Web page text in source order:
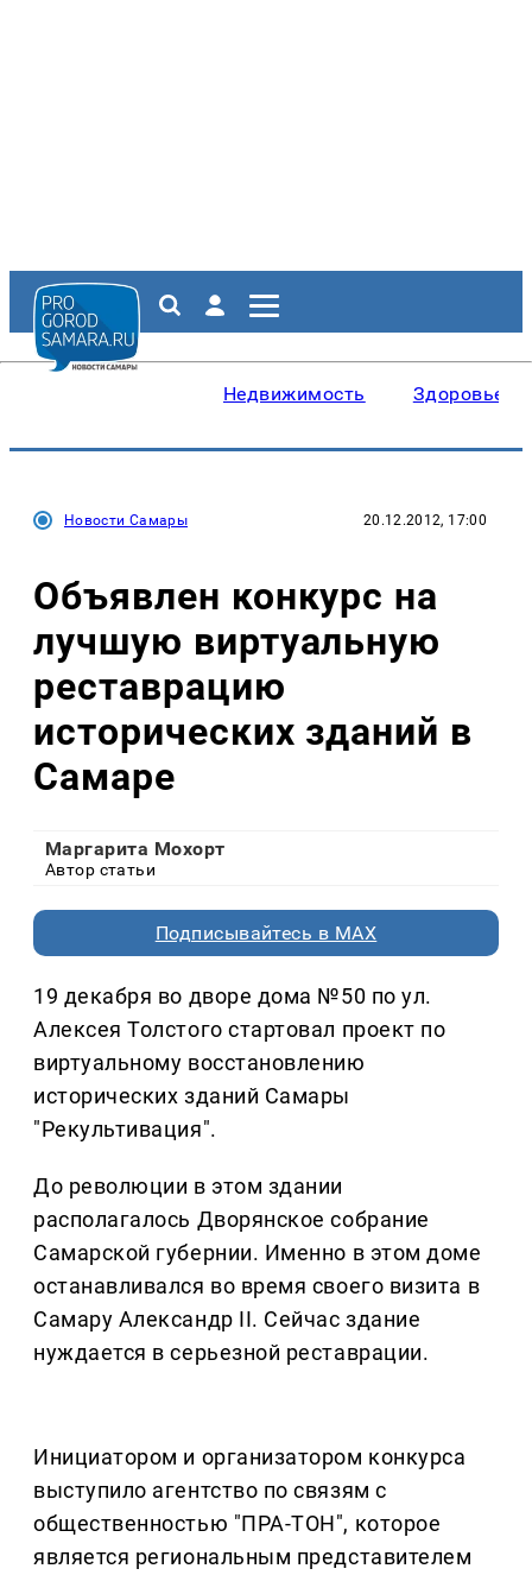
Недвижимость Здоровье
Новости Самары 20.12.2012, 17:00
Объявлен конкурс на
лучшую виртуальную
реставрацию
исторических зданий в
Самаре
Маргарита Мохорт
Автор статьи
Подписывайтесь в MAX
19 декабря во дворе дома №50 по ул.
Алексея Толстого стартовал проект по
виртуальному восстановлению
исторических зданий Самары
"Рекультивация".
До революции в этом здании
располагалось Дворянское собрание
Самарской губернии. Именно в этом доме
останавливался во время своего визита в
Самару Александр II. Сейчас здание
нуждается в серьезной реставрации.
Инициатором и организатором конкурса
выступило агентство по связям с
общественностью "ПРА-ТОН", которое
является региональным представителем